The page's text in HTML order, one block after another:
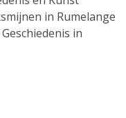
in Rumelange
in